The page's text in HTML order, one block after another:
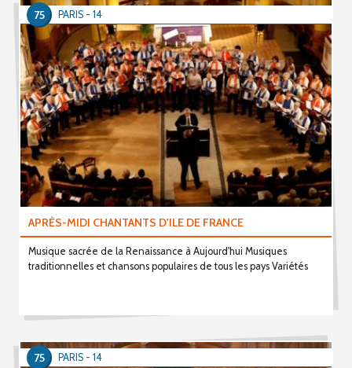
APRÈS-MIDI CHANTANTS D'ILE DE FRANCE
Musique sacrée de la Renaissance à Aujourd'hui Musiques
traditionnelles et chansons populaires de tous les pays Variétés
PARIS - 14
75
PARIS - 14
75